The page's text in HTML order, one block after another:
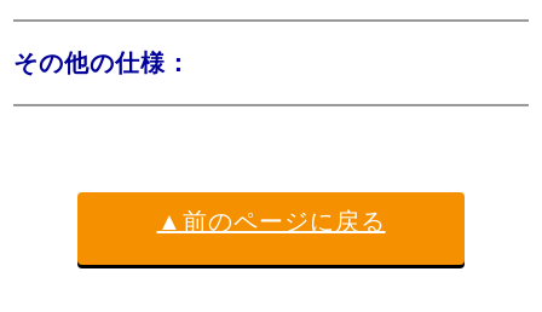
その他の仕様：
▲前のページに戻る